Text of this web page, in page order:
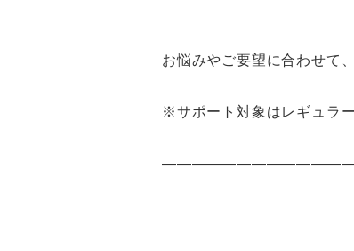
お悩みやご要望に合わせて
※サポート対象はレギュラ